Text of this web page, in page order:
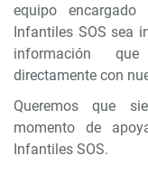
equipo
Infantiles SOS sea
información
directamente con
Queremos que
momento de
Infantiles SOS.